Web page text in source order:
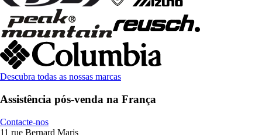
Descubra todas as nossas marcas
Assistência pós-venda na França
Contacte-nos
11 rue Bernard Maris